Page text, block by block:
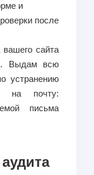
и
после
сайта
Выдам всю
устранению
на почту:
письма